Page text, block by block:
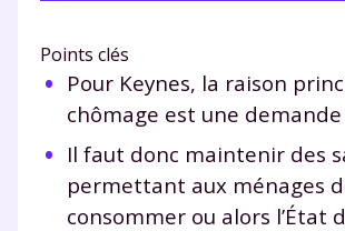
Points clés
Pour Keynes, la raison
chômage est une
Il faut donc maintenir des
permettant aux ménages
consommer ou alors l’État